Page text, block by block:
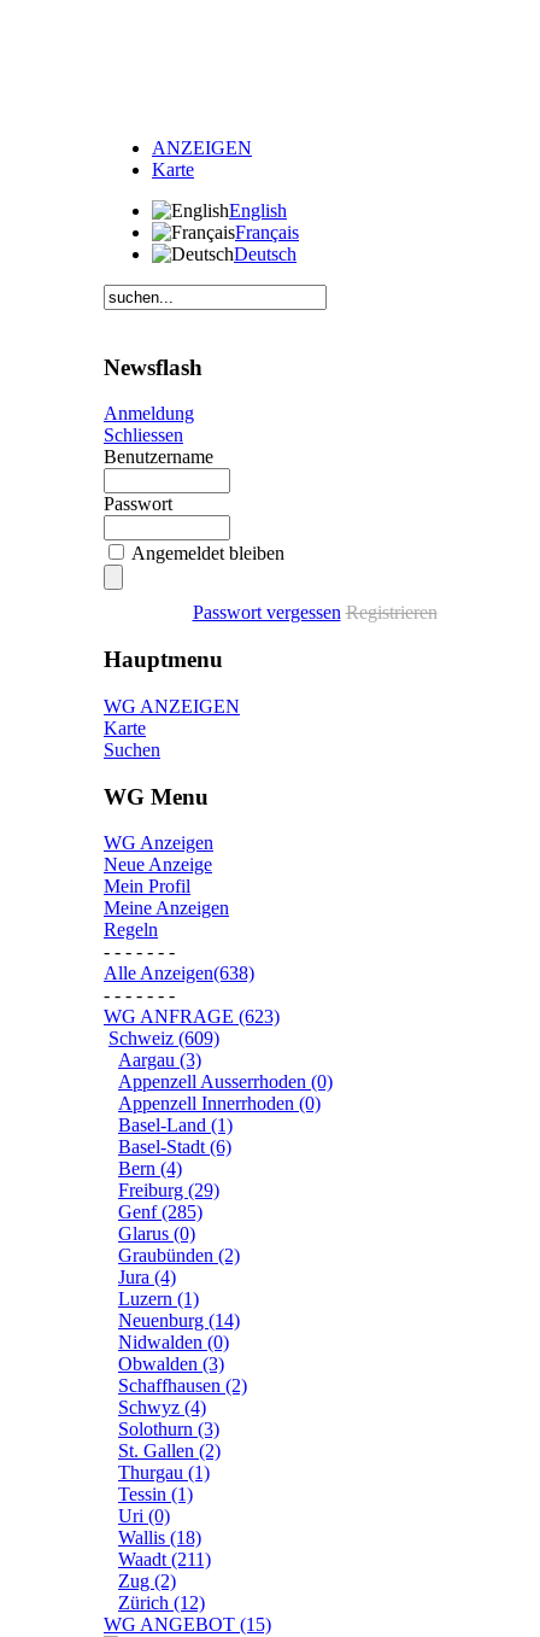
ANZEIGEN
Karte
English
Français
Deutsch
Newsflash
Anmeldung
Schliessen
Benutzername
Passwort
Angemeldet bleiben
Passwort vergessen Registrieren
Hauptmenu
WG ANZEIGEN
Karte
Suchen
WG Menu
WG Anzeigen
Neue Anzeige
Mein Profil
Meine Anzeigen
Regeln
- - - - - - -
Alle Anzeigen(638)
- - - - - - -
WG ANFRAGE (623)
Schweiz (609)
Aargau (3)
Appenzell Ausserrhoden (0)
Appenzell Innerrhoden (0)
Basel-Land (1)
Basel-Stadt (6)
Bern (4)
Freiburg (29)
Genf (285)
Glarus (0)
Graubünden (2)
Jura (4)
Luzern (1)
Neuenburg (14)
Nidwalden (0)
Obwalden (3)
Schaffhausen (2)
Schwyz (4)
Solothurn (3)
St. Gallen (2)
Thurgau (1)
Tessin (1)
Uri (0)
Wallis (18)
Waadt (211)
Zug (2)
Zürich (12)
WG ANGEBOT (15)